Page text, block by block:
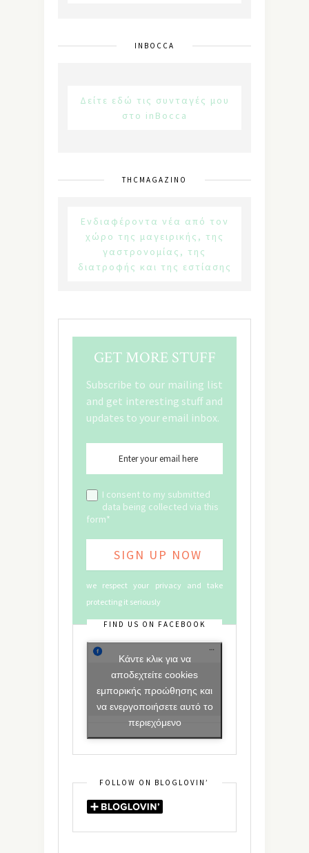
INBOCCA
Δείτε εδώ τις συνταγές μου
στο inBocca
THCMAGAZINO
Ενδιαφέροντα νέα από τον
χώρο της μαγειρικής, της
γαστρονομίας, της
διατροφής και της εστίασης
GET MORE STUFF
Subscribe to our mailing list
and get interesting stuff and
updates to your email inbox.
I consent to my submitted
data being collected via this
form*
we respect your privacy and take
protecting it seriously
FIND US ON FACEBOOK
Κάντε κλικ για να
αποδεχτείτε cookies
εμπορικής προώθησης και
να ενεργοποιήσετε αυτό το
περιεχόμενο
FOLLOW ON BLOGLOVIN’